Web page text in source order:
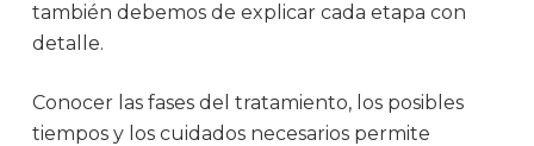
también debemos de explicar cada etapa con
detalle.
Conocer las fases del tratamiento, los posibles
tiempos y los cuidados necesarios permite